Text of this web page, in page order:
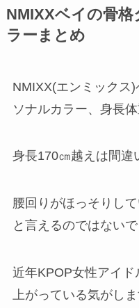
NMIXXベイの骨
ラーまとめ
NMIXX(エンミックス
ソナルカラー、身長
身長170㎝越えは間違
腰回りがほっそりし
と言えるのではないで
近年KPOP女性アイ
上がっている気がしま